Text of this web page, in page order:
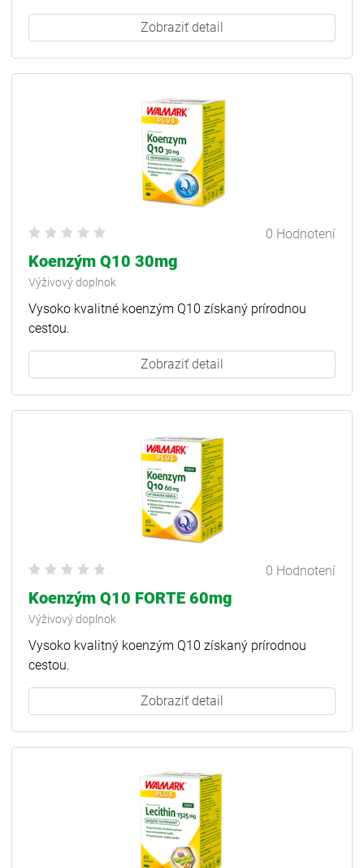
Zobraziť detail
0 Hodnotení
Koenzým Q10 30mg
Výživový doplnok
Vysoko kvalitné koenzým Q10 získaný prírodnou
cestou.
Zobraziť detail
0 Hodnotení
Koenzým Q10 FORTE 60mg
Výživový doplnok
Vysoko kvalitný koenzým Q10 získaný prírodnou
cestou.
Zobraziť detail